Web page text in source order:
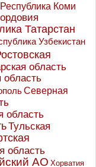
Республика Коми
Татарстан
Узбекистан
область
область
Северная
область
Тульская
область
АО Хорватия